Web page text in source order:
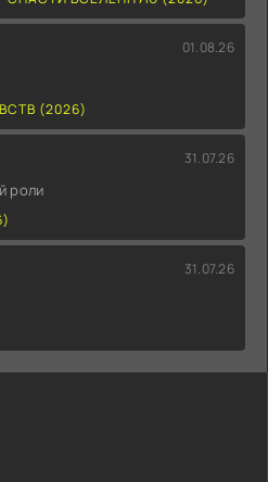
01.08.26
(2026)
31.07.26
роли
31.07.26